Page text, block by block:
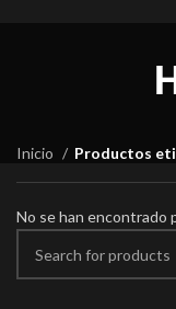
Inicio Productos
No se han encontrado